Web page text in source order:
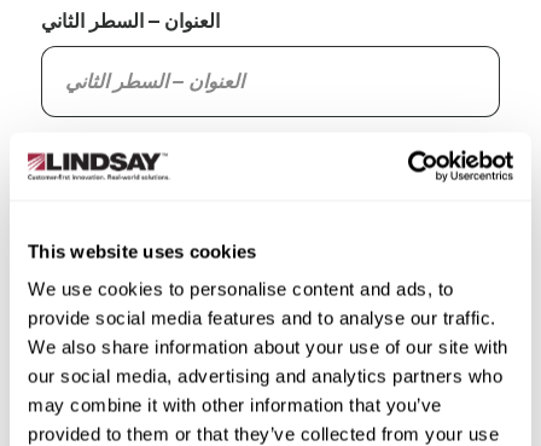
This website uses cookies
We use cookies to personalise content and ads, to
provide social media features and to analyse our traffic.
We also share information about your use of our site with
our social media, advertising and analytics partners who
may combine it with other information that you’ve
provided to them or that they’ve collected from your use
العنوان – السطر الثاني
الدولة
الولاية/المقاطعة